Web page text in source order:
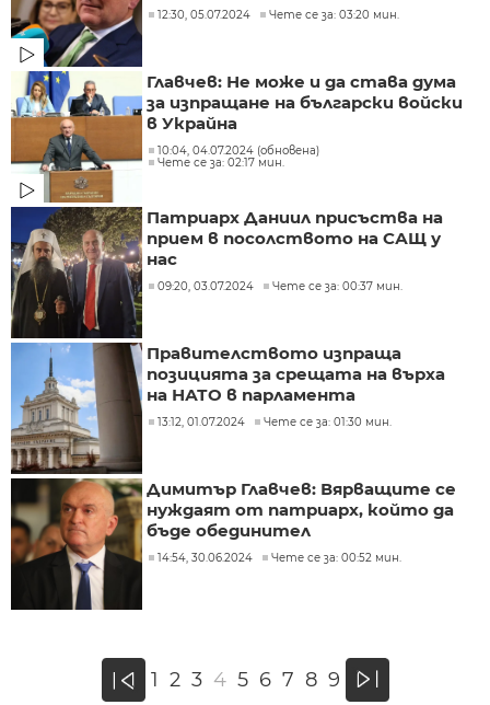
12:30, 05.07.2024 Чете се за: 03:20 мин.
Главчев: Не може и да става дума
за изпращане на български войски
в Украйна
10:04, 04.07.2024 (обновена)
Чете се за: 02:17 мин.
Патриарх Даниил присъства на
прием в посолството на САЩ у
нас
09:20, 03.07.2024 Чете се за: 00:37 мин.
Правителството изпраща
позицията за срещата на върха
на НАТО в парламента
13:12, 01.07.2024 Чете се за: 01:30 мин.
Димитър Главчев: Вярващите се
нуждаят от патриарх, който да
бъде обединител
14:54, 30.06.2024 Чете се за: 00:52 мин.
« 1 2 3 4 5 6 7 8 9 »